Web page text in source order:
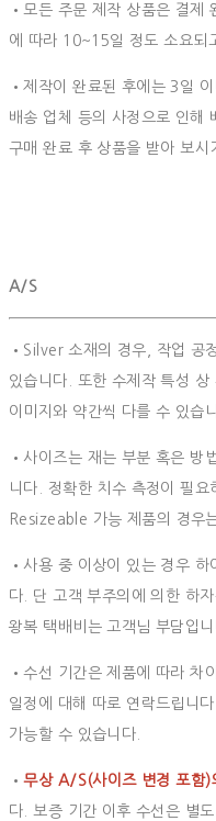
•모든 주문 제작 상품은 결제
에 따라 10~15일 정도 소요되
•제작이 완료된 후에는 3일
배송 업체 등의 사정으로 인해
구매 완료 후 상품을 받아 보시
A/S
•Silver 소재의 경우, 작업 공
있습니다. 또한 수제작 특성 상
이미지와 약간씩 다를 수 있습
•사이즈는 재는 부분 혹은 방
니다. 정확한 치수 측정이 필요
Resizeable 가능 제품의 경우
•사용 중 이상이 있는 경우 하
다. 단 고객 부주의에 의한 하
왕복 택배비는 고객님 부담입니
•수선 기간은 제품에 따라 차
일정에 대해 따로 연락드립니
가능할 수 있습니다.
•무상 A/S(사이즈 변경 포함)
다. 보증 기간 이후 수선은 별